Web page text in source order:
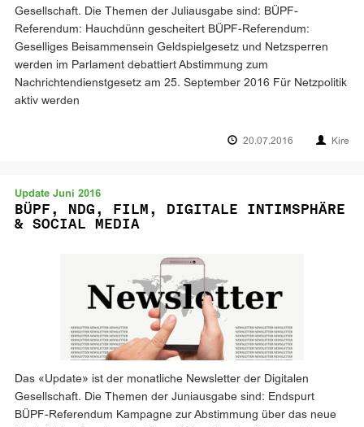
Gesellschaft. Die Themen der Juliausgabe sind: BÜPF-
Referendum: Hauchdünn gescheitert BÜPF-Referendum:
Geselliges Beisammensein Geldspielgesetz und Netzsperren
werden im Parlament debattiert Abstimmung zum
Nachrichtendienstgesetz am 25. September 2016 Für Netzpolitik
aktiv werden
20.07.2016 Kire
Update Juni 2016
BÜPF, NDG, FILM, DIGITALE INTIMSPHÄRE
& SOCIAL MEDIA
Das «Update» ist der monatliche Newsletter der Digitalen
Gesellschaft. Die Themen der Juniausgabe sind: Endspurt
BÜPF-Referendum Kampagne zur Abstimmung über das neue